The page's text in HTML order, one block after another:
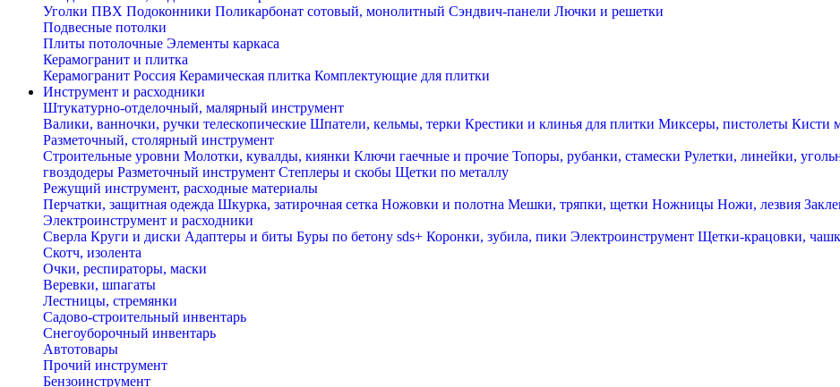
Уголки ПВХ Подоконники Поликарбонат сотовый, монолитный Сэндвич-панели Лючки и решетки
Подвесные потолки
Плиты потолочные Элементы каркаса
Керамогранит и плитка
Керамогранит Россия Керамическая плитка Комплектующие для плитки
Инструмент и расходники
Штукатурно-отделочный, малярный инструмент
Валики, ванночки, ручки телескопические Шпатели, кельмы, терки Крестики и клинья для плитки Миксеры, пистолеты Кисти
Разметочный, столярный инструмент
Строительные уровни Молотки, кувалды, киянки Ключи гаечные и прочие Топоры, рубанки, стамески Рулетки, линейки,
гвоздодеры Разметочный инструмент Степлеры и скобы Щетки по металлу
Режущий инструмент, расходные материалы
Перчатки, защитная одежда Шкурка, затирочная сетка Ножовки и полотна Мешки, тряпки, щетки Ножницы Ножи, лезвия
Электроинструмент и расходники
Сверла Круги и диски Адаптеры и биты Буры по бетону sds+ Коронки, зубила, пики Электроинструмент Щетки-крацовки,
Скотч, изолента
Очки, респираторы, маски
Веревки, шпагаты
Лестницы, стремянки
Садово-строительный инвентарь
Снегоуборочный инвентарь
Автотовары
Прочий инструмент
Бензоинструмент